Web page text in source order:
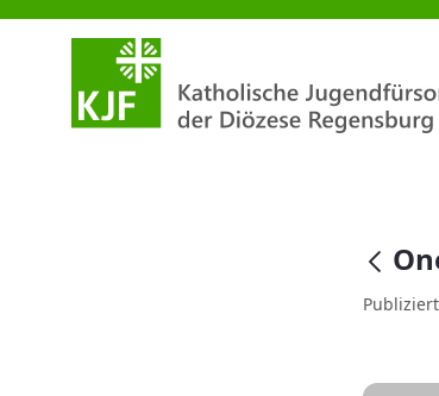
One Billion Rising | Rise
null